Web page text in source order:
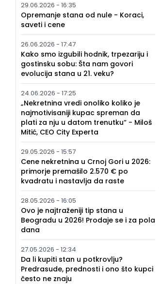
29.06.2026 - 16:35
Opremanje stana od nule - Koraci,
saveti i cene
26.06.2026 - 17:47
Kako smo izgubili hodnik, trpezariju i
gostinsku sobu: Šta nam govori
evolucija stana u 21. veku?
24.06.2026 - 17:25
„Nekretnina vredi onoliko koliko je
najmotivisaniji kupac spreman da
plati za nju u datom trenutku“ - Miloš
Mitić, CEO City Experta
29.05.2026 - 15:57
Cene nekretnina u Crnoj Gori u 2026:
primorje premašilo 2.570 € po
kvadratu i nastavlja da raste
28.05.2026 - 16:05
Ovo je najtraženiji tip stana u
Beogradu u 2026! Prodaje se i za pola
dana
27.05.2026 - 12:34
Da li kupiti stan u potkrovlju?
Predrasude, prednosti i ono što kupci
često ne znaju